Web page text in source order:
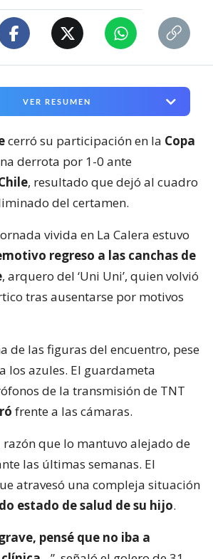
VER RESUMEN
cerró su participación en la Copa
derrota por 1-0 ante
, resultado que dejó al cuadro
del certamen.
vivida en La Calera estuvo
regreso a las canchas de
, arquero del ‘Uni Uni’, quien volvió
tras ausentarse por motivos
de las figuras del encuentro, pese
los azules. El guardameta
de la transmisión de TNT
frente a las cámaras.
razón que lo mantuvo alejado de
las últimas semanas. El
atravesó una compleja situación
estado de salud de su hijo.
pensé que no iba a